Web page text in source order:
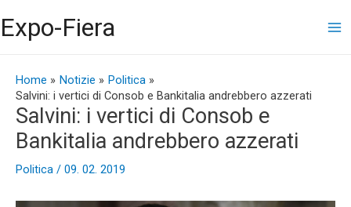
al
contenuto
Expo-Fiera
Home Notizie
Politica
Salvini: i vertici di Consob e Bankitalia andrebbero azzerati
Salvini: i vertici di Consob e
Bankitalia andrebbero azzerati
Politica / 09. 02. 2019
articoli